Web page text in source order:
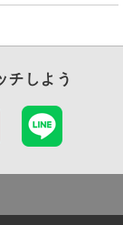
チしよう